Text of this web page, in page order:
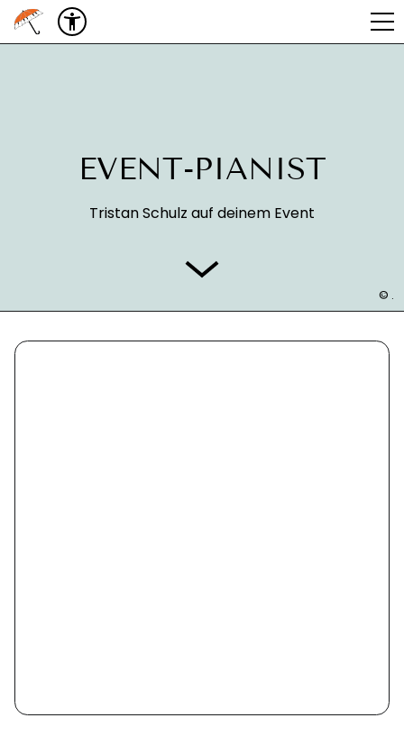
EVENT-PIANIST
Tristan Schulz auf deinem Event
© .